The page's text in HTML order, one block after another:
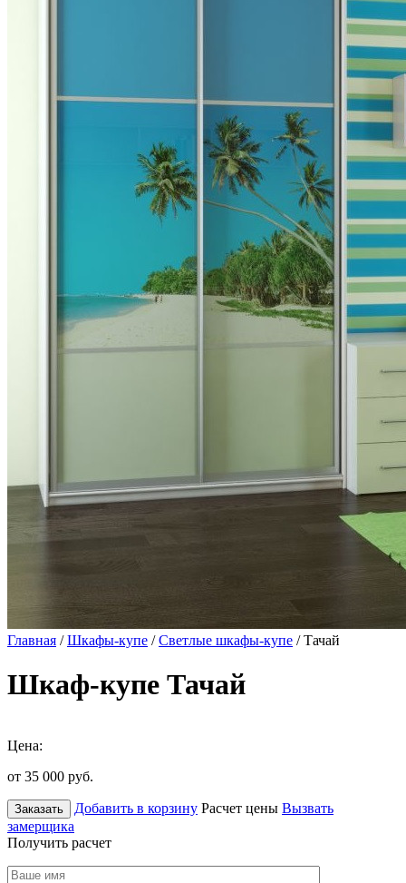
Главная /Шкафы-купе /Светлые шкафы-купе / Тачай
Шкаф-купе Тачай
Цена:
от 35 000 руб.
Заказать Добавить в корзину Расчет цены Вызвать
замерщика
Получить расчет